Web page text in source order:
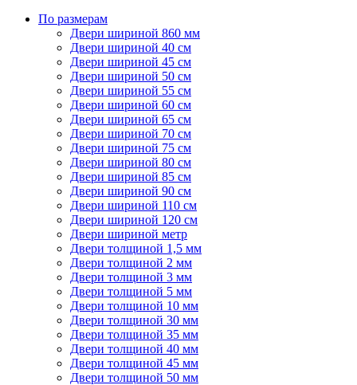
По размерам
Двери шириной 860 мм
Двери шириной 40 см
Двери шириной 45 см
Двери шириной 50 см
Двери шириной 55 см
Двери шириной 60 см
Двери шириной 65 см
Двери шириной 70 см
Двери шириной 75 см
Двери шириной 80 см
Двери шириной 85 см
Двери шириной 90 см
Двери шириной 110 см
Двери шириной 120 см
Двери шириной метр
Двери толщиной 1,5 мм
Двери толщиной 2 мм
Двери толщиной 3 мм
Двери толщиной 5 мм
Двери толщиной 10 мм
Двери толщиной 30 мм
Двери толщиной 35 мм
Двери толщиной 40 мм
Двери толщиной 45 мм
Двери толщиной 50 мм